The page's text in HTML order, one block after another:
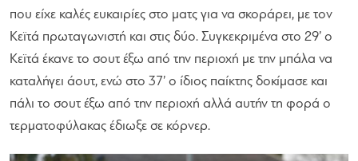
που είχε καλές ευκαιρίες στο ματς για να σκοράρει, με τον
Κεϊτά πρωταγωνιστή και στις δύο. Συγκεκριμένα στο 29’ ο
Κεϊτά έκανε το σουτ έξω από την περιοχή με την μπάλα να
καταλήγει άουτ, ενώ στο 37’ ο ίδιος παίκτης δοκίμασε και
πάλι το σουτ έξω από την περιοχή αλλά αυτήν τη φορά ο
τερματοφύλακας έδιωξε σε κόρνερ.